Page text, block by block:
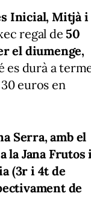
Inicial, Mitjà i
regal de 50
el diumenge,
es durà a
euros en
Serra, amb el
la Jana Frutos
(3r i 4t de
de